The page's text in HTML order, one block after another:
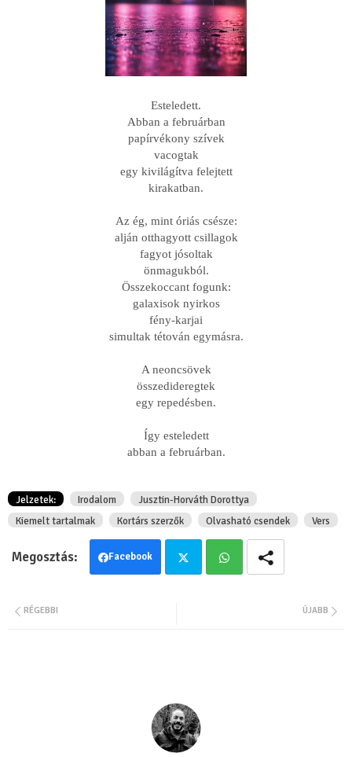
Esteledett.
Abban a februárban
papírvékony szívek
vacogtak
egy kivilágítva felejtett
kirakatban.
Az ég, mint óriás csésze:
alján otthagyott csillagok
fagyot jósoltak
önmagukból.
Összekoccant fogunk:
galaxisok nyirkos
fény-karjai
simultak tétován egymásra.
A neoncsövek
összedideregtek
egy repedésben.
Így esteledett
abban a februárban.
Jelzetek: Irodalom
Jusztin-Horváth Dorottya
Kiemelt tartalmak
Kortárs szerzők Olvasható csendek Vers
Facebook
ÚJABB
RÉGEBBI